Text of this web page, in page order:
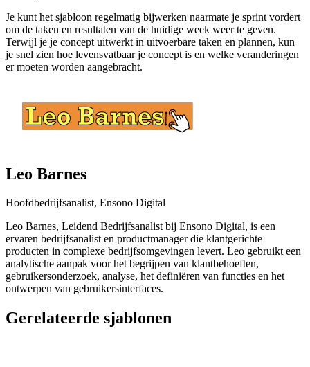
Je kunt het sjabloon regelmatig bijwerken naarmate je sprint vordert
om de taken en resultaten van de huidige week weer te geven.
Terwijl je je concept uitwerkt in uitvoerbare taken en plannen, kun
je snel zien hoe levensvatbaar je concept is en welke veranderingen
er moeten worden aangebracht.
Leo Barnes
Hoofdbedrijfsanalist, Ensono Digital
Leo Barnes, Leidend Bedrijfsanalist bij Ensono Digital, is een
ervaren bedrijfsanalist en productmanager die klantgerichte
producten in complexe bedrijfsomgevingen levert. Leo gebruikt een
analytische aanpak voor het begrijpen van klantbehoeften,
gebruikersonderzoek, analyse, het definiëren van functies en het
ontwerpen van gebruikersinterfaces.
Gerelateerde sjablonen